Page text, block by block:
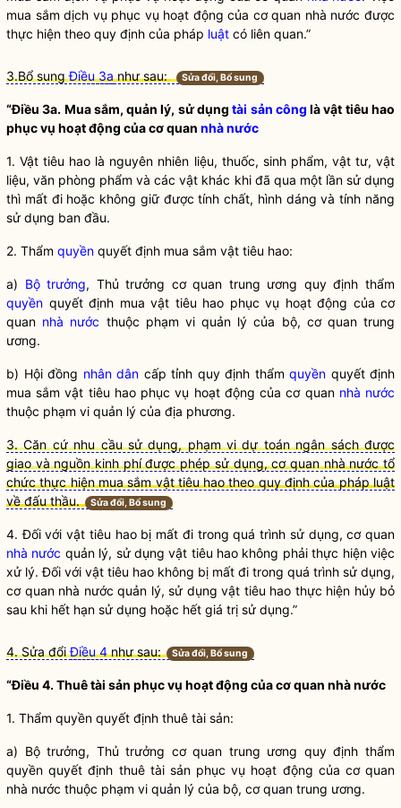
mua sắm dịch vụ phục vụ hoạt động của cơ quan nhà nước được
thực hiện theo quy định của pháp luật có liên quan.”
3.Bổ sungĐiều 3anhư sau: Sửa đổi, Bổ sung
“Điều 3a. Mua sắm, quản lý, sử dụngtài sản công là vật tiêu hao
phục vụ hoạt động của cơ quan nhà nước
1. Vật tiêu hao là nguyên nhiên liệu, thuốc, sinh phẩm, vật tư, vật
liệu, văn phòng phẩm và các vật khác khi đã qua một lần sử dụng
thì mất đi hoặc không giữ được tính chất, hình dáng và tính năng
sử dụng ban đầu.
2. Thẩm quyền quyết định mua sắm vật tiêu hao:
a) Bộ trưởng, Thủ trưởng cơ quan trung ương quy định thẩm
quyền quyết định mua vật tiêu hao phục vụ hoạt động của cơ
quan nhà nước thuộc phạm vi quản lý của bộ, cơ quan trung
ương.
b) Hội đồng nhân dân cấp tỉnh quy định thẩm quyền quyết định
mua sắm vật tiêu hao phục vụ hoạt động của cơ quan nhà nước
thuộc phạm vi quản lý của địa phương.
3. Căn cứ nhu cầu sử dụng, phạm vi dự toán ngân sách được
giao và nguồn kinh phí được phép sử dụng, cơ quan nhà nước tổ
chức thực hiện mua sắm vật tiêu hao theo quy định của pháp luật
về đấu thầu.
Sửa đổi, Bổ sung
4. Đối với vật tiêu hao bị mất đi trong quá trình sử dụng, cơ quan
nhà nước quản lý, sử dụng vật tiêu hao không phải thực hiện việc
xử lý. Đối với vật tiêu hao không bị mất đi trong quá trình sử dụng,
cơ quan nhà nước quản lý, sử dụng vật tiêu hao thực hiện hủy bỏ
sau khi hết hạn sử dụng hoặc hết giá trị sử dụng.”
4. Sửa đổiĐiều 4như sau: Sửa đổi, Bổ sung
“Điều 4. Thuê tài sản phục vụ hoạt động của cơ quan nhà nước
1. Thẩm quyền quyết định thuê tài sản:
a) Bộ trưởng, Thủ trưởng cơ quan trung ương quy định thẩm
quyền quyết định thuê tài sản phục vụ hoạt động của cơ quan
nhà nước thuộc phạm vi quản lý của bộ, cơ quan trung ương.